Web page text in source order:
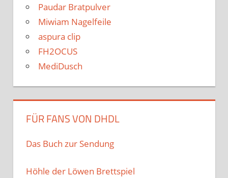
Paudar Bratpulver
Miwiam Nagelfeile
aspura clip
FH2OCUS
MediDusch
FÜR FANS VON DHDL
Das Buch zur Sendung
Höhle der Löwen Brettspiel